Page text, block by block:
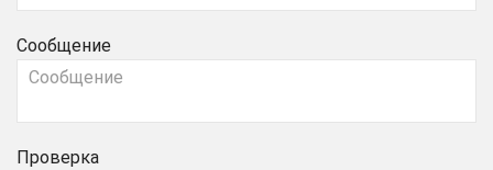
Сообщение
Проверка